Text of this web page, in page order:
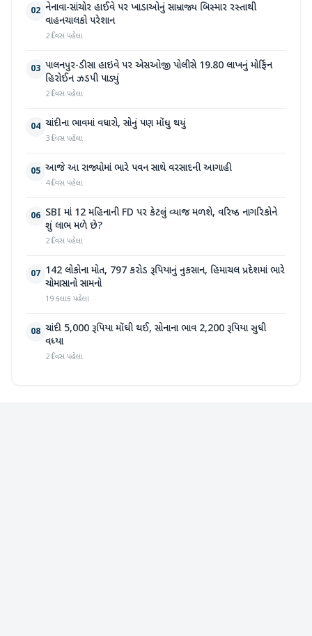
02 નેનાવા-સાંચોર હાઈવે પર ખાડાઓનું સામ્રાજ્ય બિસ્માર રસ્તાથી
વાહનચાલકો પરેશાન
2 દિવસ પહેલા
03 પાલનપુર-ડીસા હાઇવે પર એસઓજી પોલીસે 19.80 લાખનું મોર્ફિન
હિરોઈન ઝડપી પાડ્યું
2 દિવસ પહેલા
04 ચાંદીના ભાવમાં વધારો, સોનું પણ મોંઘુ થયું
3 દિવસ પહેલા
05 આજે આ રાજ્યોમાં ભારે પવન સાથે વરસાદની આગાહી
4 દિવસ પહેલા
06 SBI માં 12 મહિનાની FD પર કેટલું વ્યાજ મળશે, વરિષ્ઠ નાગરિકોને
શું લાભ મળે છે?
2 દિવસ પહેલા
07 142 લોકોના મોત, 797 કરોડ રૂપિયાનું નુકસાન, હિમાચલ પ્રદેશમાં ભારે
ચોમાસાનો સામનો
19 કલાક પહેલા
08 ચાંદી 5,000 રૂપિયા મોંઘી થઈ, સોનાના ભાવ 2,200 રૂપિયા સુધી
વધ્યા
2 દિવસ પહેલા